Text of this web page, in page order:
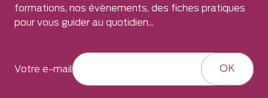
formations, nos évènements, des fiches pratiques
pour vous guider au quotidien...
Votre e-mail OK